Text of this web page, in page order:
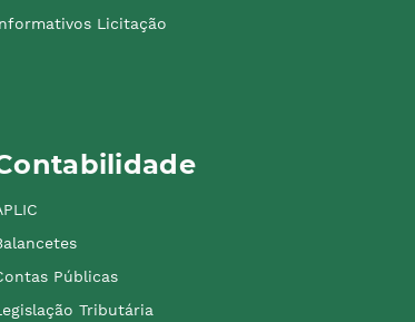
Licitação
Públicas
Tributária